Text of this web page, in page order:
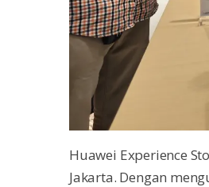
Huawei Experience
Jakarta. Dengan